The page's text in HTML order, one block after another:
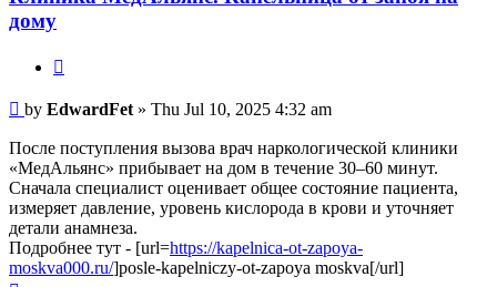
дому
Post
by EdwardFet » Thu Jul 10, 2025 4:32 am
После поступления вызова врач наркологической клиники
«МедАльянс» прибывает на дом в течение 30–60 минут.
Сначала специалист оценивает общее состояние пациента,
измеряет давление, уровень кислорода в крови и уточняет
детали анамнеза.
Подробнее тут - [url=https://kapelnica-ot-zapoya-
moskva000.ru/]posle-kapelniczy-ot-zapoya moskva[/url]